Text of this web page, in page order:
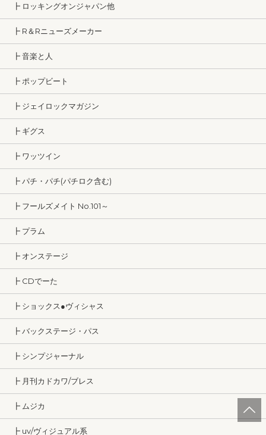
┣ ロッキングオンジャパン他
┣ R＆Rニューズメーカー
┣ 音楽と人
┣ ポップビート
┣ ジェイロックマガジン
┣ ギグス
┣ ワッツイン
┣ パチ・パチ(パチロク含む)
┣ フールズメイト No.101～
┣ プラム
┣ オンステージ
┣ CDでーた
┣ ショックス●ヴィシャス
┣ バックステージ・パス
┣ シンプジャーナル
┣ 月刊カドカワ/ブレス
┣ ムジカ
┣ uv/ヴィジュアル系